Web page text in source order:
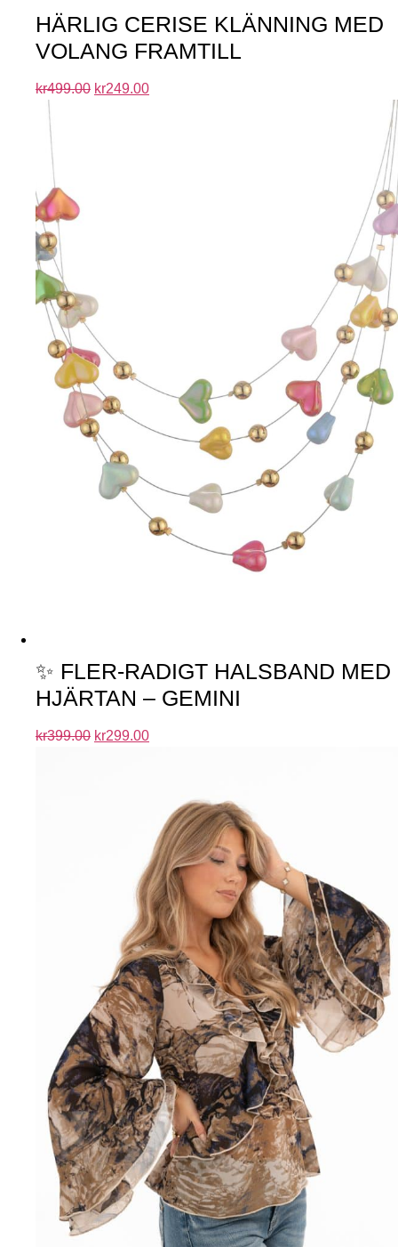
HÄRLIG CERISE KLÄNNING MED
VOLANG FRAMTILL
kr499.00 kr249.00
✨ FLER-RADIGT HALSBAND MED
HJÄRTAN – GEMINI
kr399.00 kr299.00